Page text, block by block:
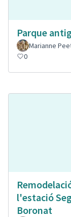
Parque
Marianne
0
l'estació
Boronat